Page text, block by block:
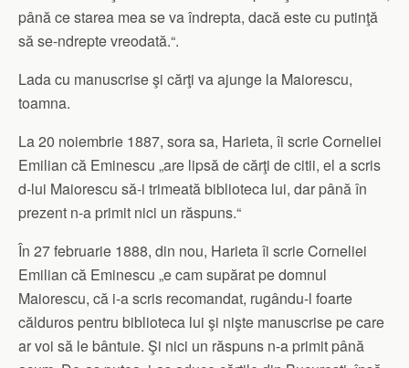
până ce starea mea se va îndrepta, dacă este cu putinţă
să se-ndrepte vreodată.“.
Lada cu manuscrise şi cărţi va ajunge la Maiorescu,
toamna.
La 20 noiembrie 1887, sora sa, Harieta, îi scrie Corneliei
Emilian că Eminescu „are lipsă de cărţi de citii, el a scris
d-lui Maiorescu să-i trimeată biblioteca lui, dar până în
prezent n-a primit nici un răspuns.“
În 27 februarie 1888, din nou, Harieta îi scrie Corneliei
Emilian că Eminescu „e cam supărat pe domnul
Maiorescu, că i-a scris recomandat, rugându-l foarte
călduros pentru biblioteca lui şi nişte manuscrise pe care
ar voi să le bântuie. Şi nici un răspuns n-a primit până